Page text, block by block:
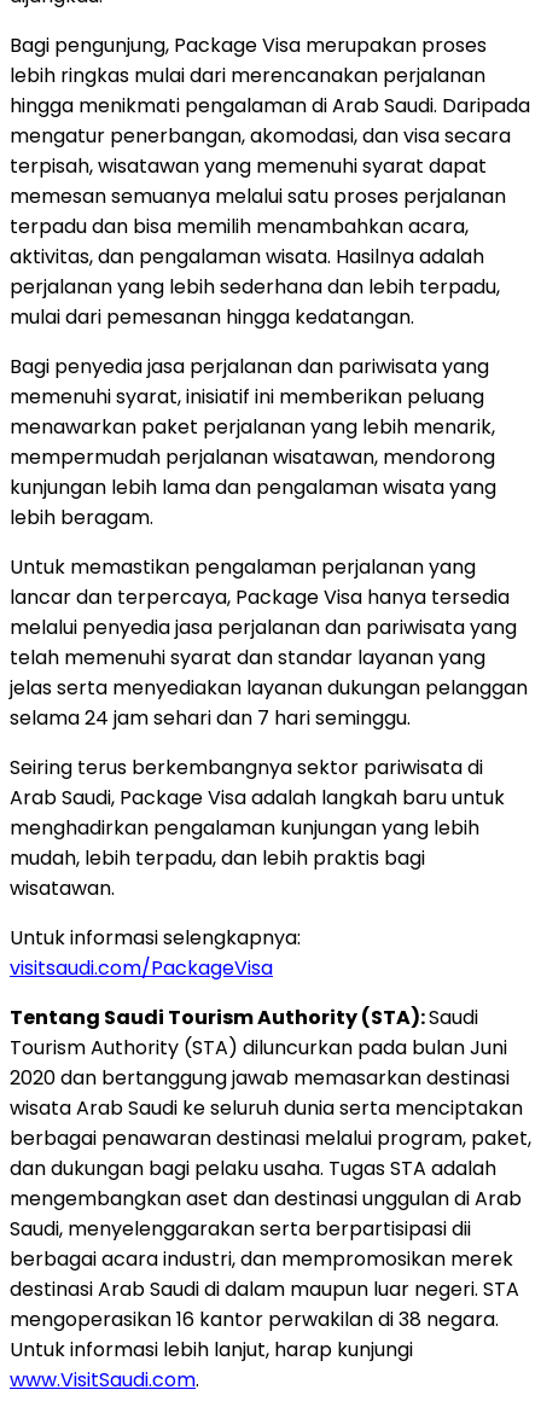
Bagi pengunjung, Package Visa merupakan proses
lebih ringkas mulai dari merencanakan perjalanan
hingga menikmati pengalaman di Arab Saudi. Daripada
mengatur penerbangan, akomodasi, dan visa secara
terpisah, wisatawan yang memenuhi syarat dapat
memesan semuanya melalui satu proses perjalanan
terpadu dan bisa memilih menambahkan acara,
aktivitas, dan pengalaman wisata. Hasilnya adalah
perjalanan yang lebih sederhana dan lebih terpadu,
mulai dari pemesanan hingga kedatangan.
Bagi penyedia jasa perjalanan dan pariwisata yang
memenuhi syarat, inisiatif ini memberikan peluang
menawarkan paket perjalanan yang lebih menarik,
mempermudah perjalanan wisatawan, mendorong
kunjungan lebih lama dan pengalaman wisata yang
lebih beragam.
Untuk memastikan pengalaman perjalanan yang
lancar dan terpercaya, Package Visa hanya tersedia
melalui penyedia jasa perjalanan dan pariwisata yang
telah memenuhi syarat dan standar layanan yang
jelas serta menyediakan layanan dukungan pelanggan
selama 24 jam sehari dan 7 hari seminggu.
Seiring terus berkembangnya sektor pariwisata di
Arab Saudi, Package Visa adalah langkah baru untuk
menghadirkan pengalaman kunjungan yang lebih
mudah, lebih terpadu, dan lebih praktis bagi
wisatawan.
Untuk informasi selengkapnya:
visitsaudi.com/PackageVisa
Tentang Saudi Tourism Authority (STA):Saudi
Tourism Authority (STA) diluncurkan pada bulan Juni
2020 dan bertanggung jawab memasarkan destinasi
wisata Arab Saudi ke seluruh dunia serta menciptakan
berbagai penawaran destinasi melalui program, paket,
dan dukungan bagi pelaku usaha. Tugas STA adalah
mengembangkan aset dan destinasi unggulan di Arab
Saudi, menyelenggarakan serta berpartisipasi dii
berbagai acara industri, dan mempromosikan merek
destinasi Arab Saudi di dalam maupun luar negeri. STA
mengoperasikan 16 kantor perwakilan di 38 negara.
Untuk informasi lebih lanjut, harap kunjungi
www.VisitSaudi.com.